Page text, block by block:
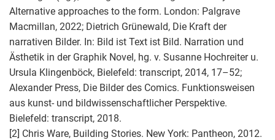
Alternative approaches to the form. London: Palgrave
Macmillan, 2022; Dietrich Grünewald, Die Kraft der
narrativen Bilder. In: Bild ist Text ist Bild. Narration und
Ästhetik in der Graphik Novel, hg. v. Susanne Hochreiter u.
Ursula Klingenböck, Bielefeld: transcript, 2014, 17–52;
Alexander Press, Die Bilder des Comics. Funktionsweisen
aus kunst- und bildwissenschaftlicher Perspektive.
Bielefeld: transcript, 2018.
[2] Chris Ware, Building Stories. New York: Pantheon, 2012.